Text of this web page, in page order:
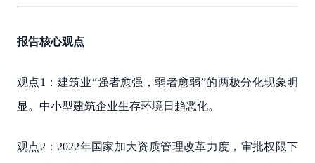
报告核心观点
观点1：建筑业“强者愈强，弱者愈弱”的两极分化现象明
显。中小型建筑企业生存环境日趋恶化。
观点2：2022年国家加大资质管理改革力度，审批权限下